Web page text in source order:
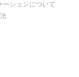
ーションについて